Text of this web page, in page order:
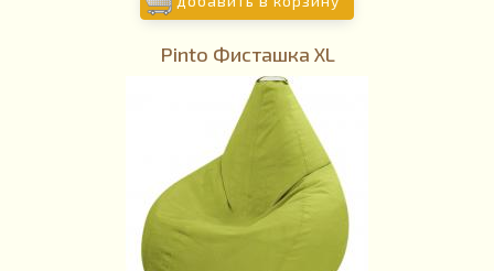
Pinto Фисташка XL